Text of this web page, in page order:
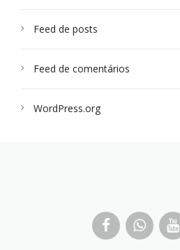
Feed de posts
Feed de comentários
WordPress.org